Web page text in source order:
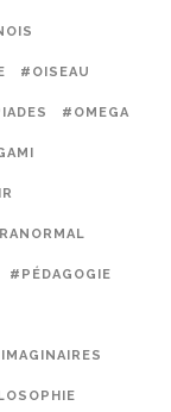
#OISEAU
#OMEGA
#PÉDAGOGIE